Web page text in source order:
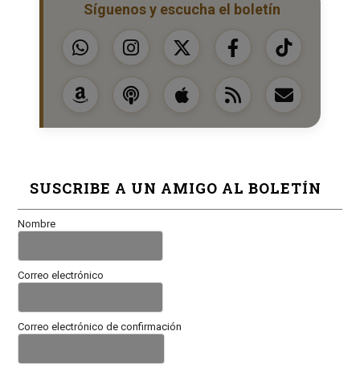
Síguenos y escucha el boletín
SUSCRIBE A UN AMIGO AL BOLETÍN
Nombre
Correo electrónico
Correo electrónico de confirmación